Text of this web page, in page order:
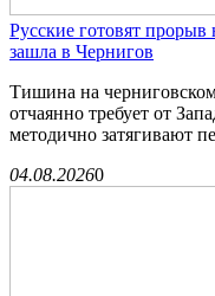
Русские готовят
зашла в Чернигов
Тишина на
отчаянно требует от
методично затягивают
04.08.20260